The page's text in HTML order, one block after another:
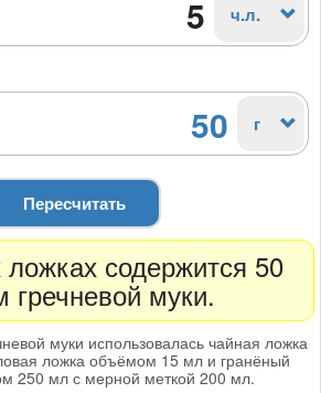
ч.л.
50 г
Пересчитать
содержится 50
гречневой муки.
муки использовалась чайная ложка
ложка объёмом 15 мл и гранёный
250 мл с мерной меткой 200 мл.